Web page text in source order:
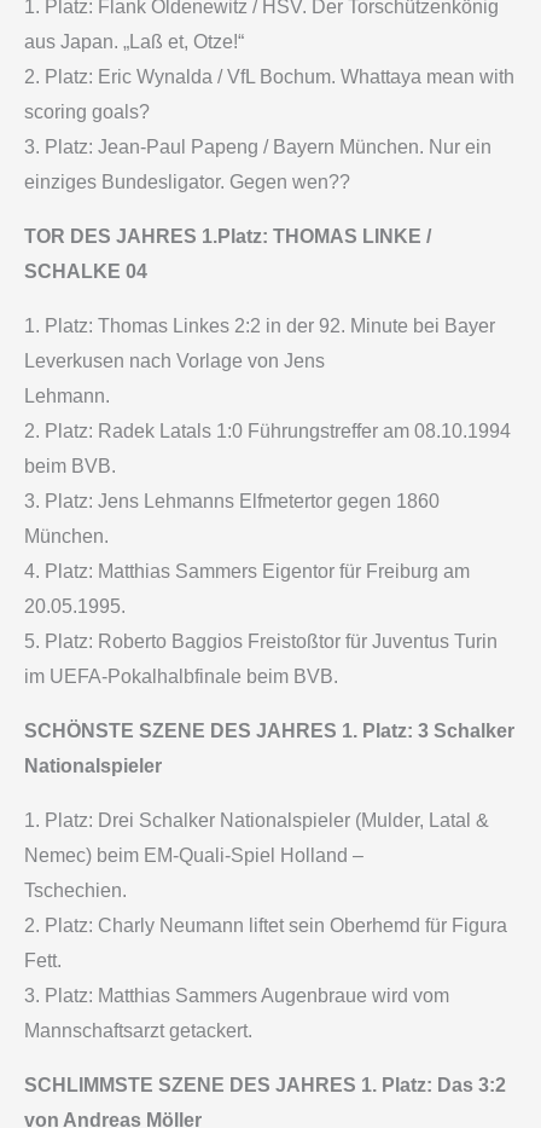
1. Platz: Flank Oldenewitz / HSV. Der Torschützenkönig
aus Japan. „Laß et, Otze!“
2. Platz: Eric Wynalda / VfL Bochum. Whattaya mean with
scoring goals?
3. Platz: Jean-Paul Papeng / Bayern München. Nur ein
einziges Bundesligator. Gegen wen??
TOR DES JAHRES 1.Platz: THOMAS LINKE /
SCHALKE 04
1. Platz: Thomas Linkes 2:2 in der 92. Minute bei Bayer
Leverkusen nach Vorlage von Jens
Lehmann.
2. Platz: Radek Latals 1:0 Führungstreffer am 08.10.1994
beim BVB.
3. Platz: Jens Lehmanns Elfmetertor gegen 1860
München.
4. Platz: Matthias Sammers Eigentor für Freiburg am
20.05.1995.
5. Platz: Roberto Baggios Freistoßtor für Juventus Turin
im UEFA-Pokalhalbfinale beim BVB.
SCHÖNSTE SZENE DES JAHRES 1. Platz: 3 Schalker
Nationalspieler
1. Platz: Drei Schalker Nationalspieler (Mulder, Latal &
Nemec) beim EM-Quali-Spiel Holland –
Tschechien.
2. Platz: Charly Neumann liftet sein Oberhemd für Figura
Fett.
3. Platz: Matthias Sammers Augenbraue wird vom
Mannschaftsarzt getackert.
SCHLIMMSTE SZENE DES JAHRES 1. Platz: Das 3:2
von Andreas Möller